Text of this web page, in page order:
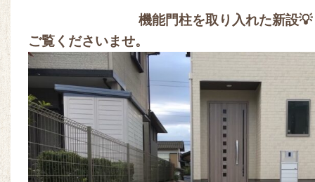
機能門柱を取り入れた新設💡
ご覧くださいませ。